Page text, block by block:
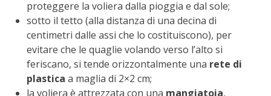
TAP TRAP
IL MIO ORTO
ANIMALI UMANI E NON UMANI
proteggere la voliera dalla pioggia e dal sole;
sotto il tetto (alla distanza di una decina di
centimetri dalle assi che lo costituiscono), per
evitare che le quaglie volando verso l’alto si
feriscano, si tende orizzontalmente una rete di
plastica a maglia di 2×2 cm;
la voliera è attrezzata con una mangiatoia,